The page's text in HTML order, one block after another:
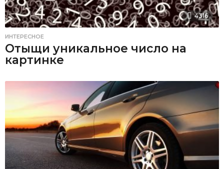
4316
ИНТЕРЕСНОЕ
Отыщи уникальное число на
картинке